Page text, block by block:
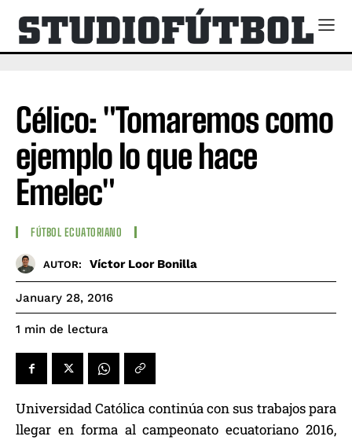
Célico: "Tomaremos como
ejemplo lo que hace
Emelec"
FÚTBOL ECUATORIANO
AUTOR: Víctor Loor Bonilla
January 28, 2016
1 min de lectura
Universidad Católica continúa con sus trabajos para
llegar en forma al campeonato ecuatoriano 2016,